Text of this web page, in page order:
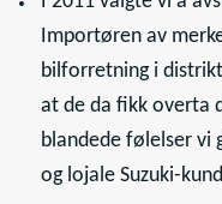
Importøren av
bilforretning i
at de da fikk overta
blandede følelser vi
og lojale Suzuki-